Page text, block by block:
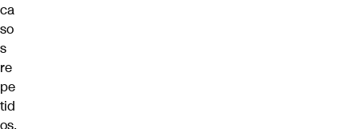
ca
so
s
re
pe
tid